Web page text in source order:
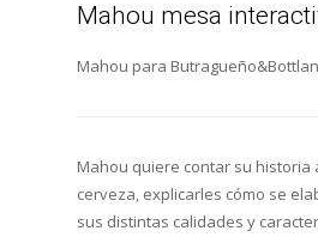
Mahou mesa
Mahou para
Mahou quiere contar su historia
cerveza, explicarles cómo se
sus distintas calidades y